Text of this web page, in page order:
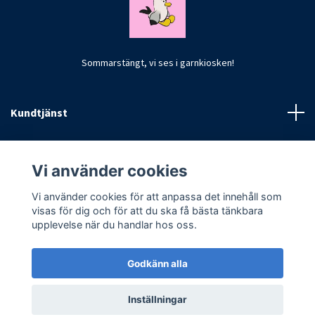
Sommarstängt, vi ses i garnkiosken!
Kundtjänst
© 2026 CrochetByKim
Vi använder cookies
Vi använder cookies för att anpassa det innehåll som
visas för dig och för att du ska få bästa tänkbara
upplevelse när du handlar hos oss.
Godkänn alla
Inställningar